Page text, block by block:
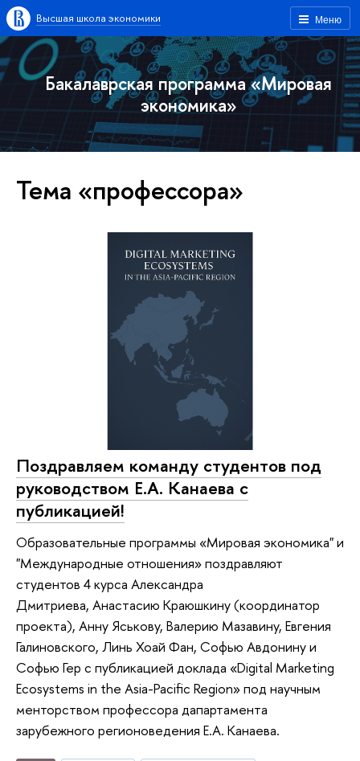
Меню
Высшая школа экономики
Бакалаврская программа «Мировая
экономика»
Тема «профессора»
Поздравляем команду студентов под
руководством Е.А. Канаева с
публикацией!
Образовательные программы «Мировая экономика" и
"Международные отношения» поздравляют
студентов 4 курса Александра
Дмитриева, Анастасию Краюшкину (координатор
проекта), Анну Яськову, Валерию Мазавину, Евгения
Галиновского, Линь Хоай Фан, Софью Авдонину и
Софью Гер с публикацией доклада «Digital Marketing
Ecosystems in the Asia-Pacific Region» под научным
менторством профессора дапартамента
зарубежного регионоведения Е.А. Канаева.